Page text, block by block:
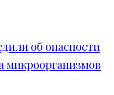
об опасности
микроорганизмов